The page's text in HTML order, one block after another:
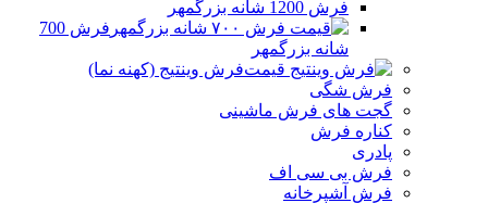
فرش 1200 شانه بزرگمهر
فرش 700
شانه بزرگمهر
فرش وینتیج (کهنه نما)
فرش شگی
گجت های فرش ماشینی
کناره فرش
پادری
فرش بی سی اف
فرش آشپرخانه